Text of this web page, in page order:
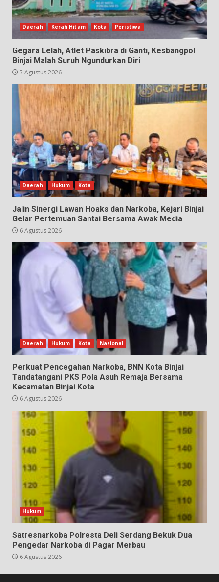
Daerah Kerah Hitam Kota Peristiwa
Gegara Lelah, Atlet Paskibra di Ganti, Kesbangpol
Binjai Malah Suruh Ngundurkan Diri
7 Agustus 2026
Daerah Hukum Kota
Jalin Sinergi Lawan Hoaks dan Narkoba, Kejari Binjai
Gelar Pertemuan Santai Bersama Awak Media
6 Agustus 2026
Daerah Hukum Kota Nasional
Perkuat Pencegahan Narkoba, BNN Kota Binjai
Tandatangani PKS Pola Asuh Remaja Bersama
Kecamatan Binjai Kota
6 Agustus 2026
Hukum
Satresnarkoba Polresta Deli Serdang Bekuk Dua
Pengedar Narkoba di Pagar Merbau
6 Agustus 2026